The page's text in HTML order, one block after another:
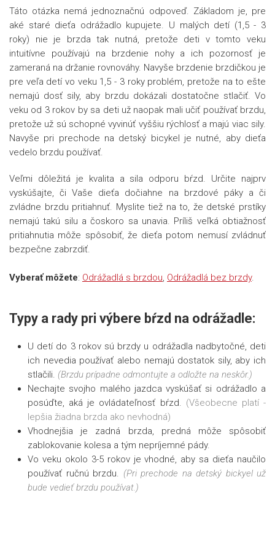
Táto otázka nemá jednoznačnú odpoveď. Základom je, pre
aké staré dieťa odrážadlo kupujete. U malých detí (1,5 - 3
roky) nie je brzda tak nutná, pretože deti v tomto veku
intuitívne používajú na brzdenie nohy a ich pozornosť je
zameraná na držanie rovnováhy. Navyše brzdenie brzdičkou je
pre veľa detí vo veku 1,5 - 3 roky problém, pretože na to ešte
nemajú dosť sily, aby brzdu dokázali dostatočne stlačiť. Vo
veku od 3 rokov by sa deti už naopak mali učiť používať brzdu,
pretože už sú schopné vyvinúť vyššiu rýchlosť a majú viac sily.
Navyše pri prechode na detský bicykel je nutné, aby dieťa
vedelo brzdu používať.
Veľmi dôležitá je kvalita a sila odporu bŕzd. Určite najprv
vyskúšajte, či Vaše dieťa dočiahne na brzdové páky a či
zvládne brzdu pritiahnuť. Myslite tiež na to, že detské prstíky
nemajú takú silu a čoskoro sa unavia. Príliš veľká obtiažnosť
pritiahnutia môže spôsobiť, že dieťa potom nemusí zvládnuť
bezpečne zabrzdiť.
Vyberať môžete: Odrážadlá s brzdou, Odrážadlá bez brzdy.
Typy a rady pri výbere bŕzd na odrážadle:
U detí do 3 rokov sú brzdy u odrážadla nadbytočné, deti
ich nevedia používať alebo nemajú dostatok sily, aby ich
stlačili. (Brzdu prípadne odmontujte a odložte na neskôr.)
Nechajte svojho malého jazdca vyskúšať si odrážadlo a
posúďte, aká je ovládateľnosť bŕzd. (Všeobecne platí -
lepšia žiadna brzda ako nevhodná)
Vhodnejšia je zadná brzda, predná môže spôsobiť
zablokovanie kolesa a tým nepríjemné pády.
Vo veku okolo 3-5 rokov je vhodné, aby sa dieťa naučilo
používať ručnú brzdu. (Pri prechode na detský bickyel už
bude vedieť brzdu používat.)